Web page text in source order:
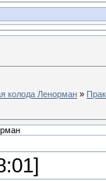
колода Ленорман »